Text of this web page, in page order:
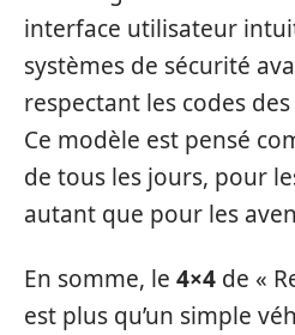
interface utilisateur
systèmes de sécurité
respectant les codes
Ce modèle est pensé
de tous les jours, pour
autant que pour les
En somme, le 4×4 de «
est plus qu’un simple